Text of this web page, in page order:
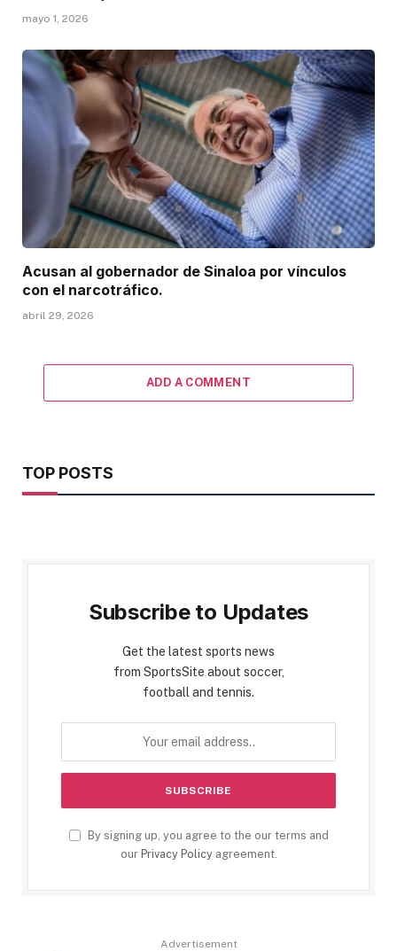
mayo 1, 2026
Acusan al gobernador de Sinaloa por vínculos
con el narcotráfico.
abril 29, 2026
ADD A COMMENT
TOP POSTS
Subscribe to Updates
Get the latest sports news
from SportsSite about soccer,
football and tennis.
By signing up, you agree to the our terms and
our Privacy Policyagreement.
Advertisement